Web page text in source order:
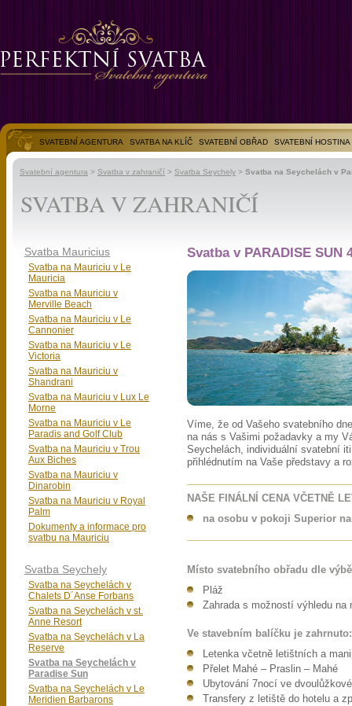
SVATEBNÍ AGENTURA SVATBA NA KLÍČ SVATEBNÍ OBŘAD
SVATEBNÍ HOSTINA
SVATEBNÍ FOTOGALERIE
Svatební agentura > Svatba v zahraničí > Svatba Seychely > Svatba na Seychelách v
SVATBA V ZAHRANIČÍ
Svatba v PARADISE SUN
Víme, že od Vašeho svatebního
na nás s Vašimi požadavky a my
Seychelách, individuální svatební
přihlédnutím na Vaše představy a
NAŠE FINÁLNÍ CENA VČETNĚ
na osobu v pokoji Superior
Místo svatebního obřadu dle
Pláž
Zahrada s možností výhledu na
Ve stavebním balíčku je zahrnuto:
Letenka včetně letištních a
Přelet Mahé – Praslin – Mahé
Ubytování 7nocí ve
Transfery z letiště do hotelu a
Svatba Mauricius
Svatba na Mauriciu v Le
Mauricia
Svatba na Mauriciu v
Merville Beach
Svatba na Mauriciu v Le
Cannonier
Svatba na Mauriciu v Le
Victoria
Svatba na Mauriciu v
Shandrani
Svatba na Mauriciu v Lux Le
Morne
Svatba na Mauriciu v Le
Paradis and Golf Club
Svatba na Mauriciu v Trou
Aux Biches
Svatba na Mauriciu v
Dinarobin
Svatba na Mauriciu v Royal
Palm
Dokumenty a informace pro
svatbu na Mauriciu
Svatba Seychely
Svatba na Seychelách v
Chalets D´Anse Forbans
Svatba na Seychelách v st.
Anne Resort
Svatba na Seychelách v La
Reserve
Svatba na Seychelách v
Paradise Sun
Svatba na Seychelách v Le
Meridien Barbarons